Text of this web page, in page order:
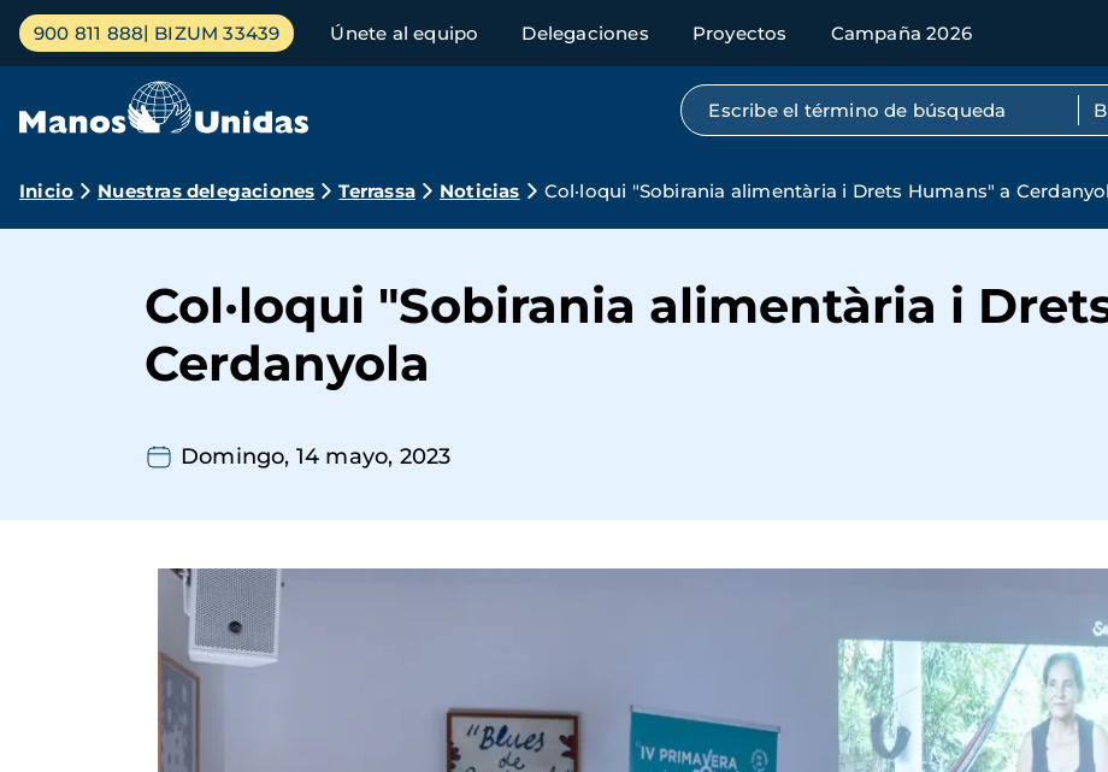
Pasar
contenido
Menú
principal
900 811 888 BIZUM 33439 Únete al equipo Delegaciones Proyectos Campaña 2026
Búsqueda por texto completo
Ruta
navegación
Inicio Nuestras delegaciones Terrassa Noticias Col·loqui "Sobirania alimentària i Drets Humans" a
Col·loqui "Sobirania alimentària i
Cerdanyola
Domingo, 14 mayo, 2023